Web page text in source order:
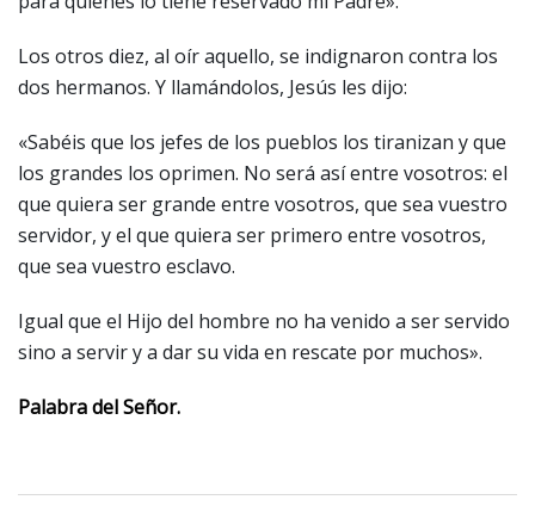
Los otros diez, al oír aquello, se indignaron contra los
dos hermanos. Y llamándolos, Jesús les dijo:
«Sabéis que los jefes de los pueblos los tiranizan y que
los grandes los oprimen. No será así entre vosotros: el
que quiera ser grande entre vosotros, que sea vuestro
servidor, y el que quiera ser primero entre vosotros,
que sea vuestro esclavo.
Igual que el Hijo del hombre no ha venido a ser servido
sino a servir y a dar su vida en rescate por muchos».
Palabra del Señor.